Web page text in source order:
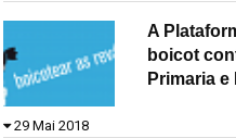
A
boicot
Primaria e
29 Mai 2018